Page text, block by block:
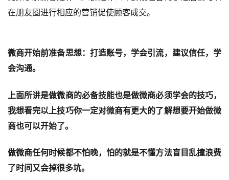
在朋友圈进行相应的营销促使顾客成交。
微商开始前准备思想：打造账号，学会引流，建议信任，学
会沟通。
上面所讲是做微商的必备技能也是做微商必须学会的技巧，
我想看完以上技巧你一定对微商有更大的了解想要开始做微
商也可以开始了。
做微商任何时候都不怕晚，怕的就是不懂方法盲目乱撞浪费
了时间又会掉很多坑。